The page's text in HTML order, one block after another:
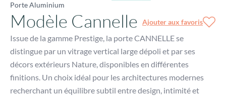
Porte Aluminium
Modèle Cannelle Ajouter aux favoris
Issue de la gamme Prestige, la porte CANNELLE se
distingue par un vitrage vertical large dépoli et par ses
décors extérieurs Nature, disponibles en différentes
finitions. Un choix idéal pour les architectures modernes
recherchant un équilibre subtil entre design, intimité et